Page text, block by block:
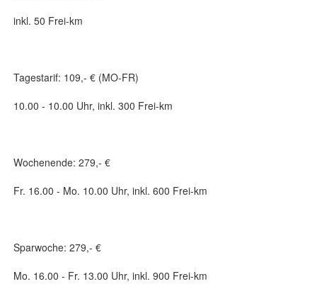
inkl. 50 Frei-km
Tagestarif: 109,- € (MO-FR)
10.00 - 10.00 Uhr, inkl. 300 Frei-km
Wochenende: 279,- €
Fr. 16.00 - Mo. 10.00 Uhr, inkl. 600 Frei-km
Sparwoche: 279,- €
Mo. 16.00 - Fr. 13.00 Uhr, inkl. 900 Frei-km